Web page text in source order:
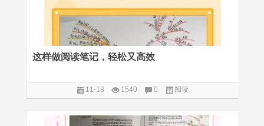
这样做阅读笔记，轻松又高效
11-18 1540 0 阅读